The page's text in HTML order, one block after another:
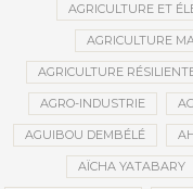
AGRICULTURE ET
AGRICULTURE
AGRICULTURE
AGRO-INDUSTRIE
AGUIBOU DEMBÉLÉ
AÏCHA YATABARY